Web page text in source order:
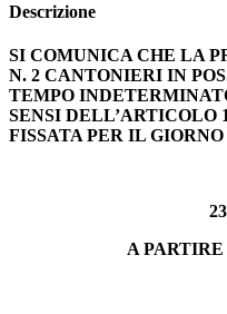
Descrizione
SI COMUNICA CHE LA
N. 2 CANTONIERI IN
TEMPO
SENSI DELL’ARTICOLO
FISSATA PER IL GIORNO
A